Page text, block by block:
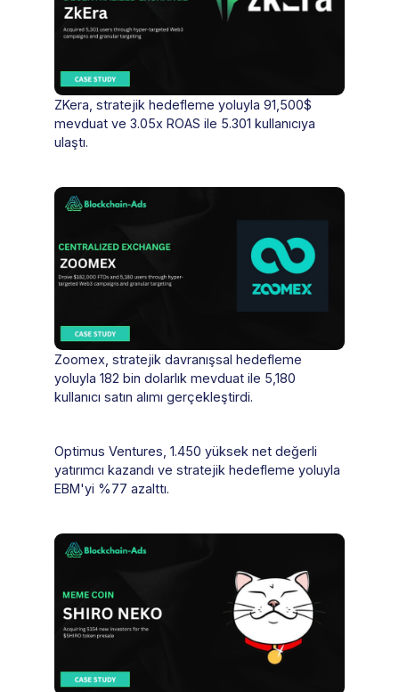
ZKera, stratejik hedefleme yoluyla 91,500$
mevduat ve 3.05x ROAS ile 5.301 kullanıcıya
ulaştı.
Zoomex, stratejik davranışsal hedefleme
yoluyla 182 bin dolarlık mevduat ile 5,180
kullanıcı satın alımı gerçekleştirdi.
Optimus Ventures, 1.450 yüksek net değerli
yatırımcı kazandı ve stratejik hedefleme yoluyla
EBM'yi %77 azalttı.